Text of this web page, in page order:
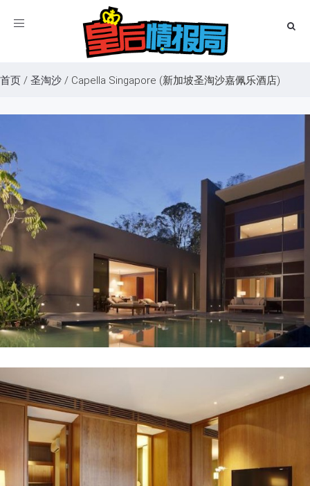
Toggle
首页 / 圣淘沙 / Capella Singapore (新加坡圣淘沙嘉佩乐酒店)